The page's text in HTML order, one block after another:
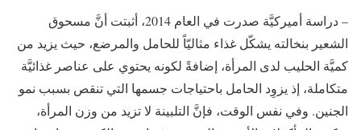
– دراسة أميركيَّة صدرت في العام 2014، أثبتت أنَّ مسحوق
الشعير بنخالته يشكّل غذاء مثاليّاً للحامل والمرضع، حيث يزيد من
كميَّة الحليب لدى المرأة، إضافةً لكونه يحتوي على عناصر غذائيَّة
متكاملة، إذ يزوِد الحامل باحتياجات جسمها التي تنقص بسبب نمو
الجنين. وفي نفس الوقت، فإنَّ التلبينة لا تزيد من وزن المرأة،